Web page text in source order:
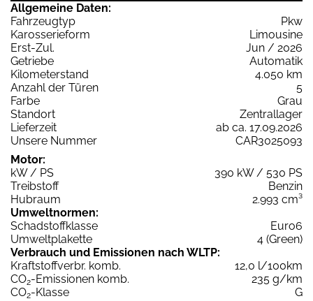
Allgemeine Daten:
Fahrzeugtyp
Pkw
Karosserieform
Limousine
Erst-Zul.
Jun / 2026
Getriebe
Automatik
Kilometerstand
4.050 km
Anzahl der Türen
5
Farbe
Grau
Standort
Zentrallager
Lieferzeit
ab ca. 17.09.2026
Unsere Nummer
CAR3025093
Motor:
kW / PS
390 kW / 530 PS
Treibstoff
Benzin
Hubraum
2.993 cm³
Umweltnormen:
Schadstoffklasse
Euro6
Umweltplakette
4 (Green)
Verbrauch und Emissionen nach WLTP:
Kraftstoffverbr. komb.
12,0 l/100km
CO2-Emissionen komb.
235 g/km
CO2-Klasse
G